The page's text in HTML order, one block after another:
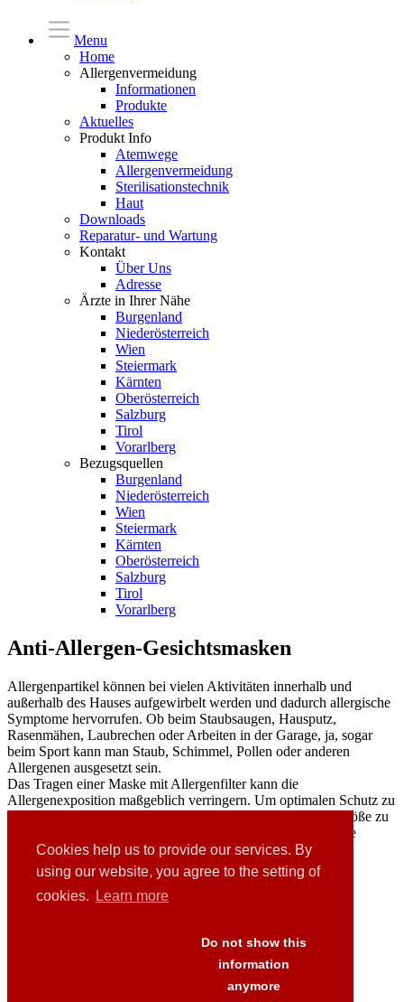
Cookies help us to provide our services. By
using our website, you agree to the setting of
cookies.
Learn more
Do not show this
information
anymore
Menu
Home
Allergenvermeidung
Informationen
Produkte
Aktuelles
Produkt Info
Atemwege
Allergenvermeidung
Sterilisationstechnik
Haut
Downloads
Reparatur- und Wartung
Kontakt
Über Uns
Adresse
Ärzte in Ihrer Nähe
Burgenland
Niederösterreich
Wien
Steiermark
Kärnten
Oberösterreich
Salzburg
Tirol
Vorarlberg
Bezugsquellen
Burgenland
Niederösterreich
Wien
Steiermark
Kärnten
Oberösterreich
Salzburg
Tirol
Vorarlberg
Anti-Allergen-Gesichtsmasken
Allergenpartikel können bei vielen Aktivitäten innerhalb und
außerhalb des Hauses aufgewirbelt werden und dadurch allergische
Symptome hervorrufen. Ob beim Staubsaugen, Hausputz,
Rasenmähen, Laubrechen oder Arbeiten in der Garage, ja, sogar
beim Sport kann man Staub, Schimmel, Pollen oder anderen
Allergenen ausgesetzt sein.
Das Tragen einer Maske mit Allergenfilter kann die
Allergenexposition maßgeblich verringern. Um optimalen Schutz zu
gewährleisten, ist bei der Auswahl jedoch auf die richtige Größe zu
achten, denn für einen sicheren Schutz ist es wichtig, dass die
Maske richtig sitzt.